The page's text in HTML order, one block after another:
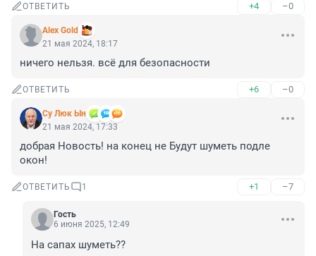
ОТВЕТИТЬ +4 –0
Alex Gold
21 мая 2024, 18:17
ничего нельзя. всё для безопасности
ОТВЕТИТЬ +6 –0
Су Люк Ын
21 мая 2024, 17:33
добрая Новость! на конец не Будут шуметь подле
окон!
ОТВЕТИТЬ 1 +1 –7
Гость
6 июня 2025, 12:49
На сапах шуметь??